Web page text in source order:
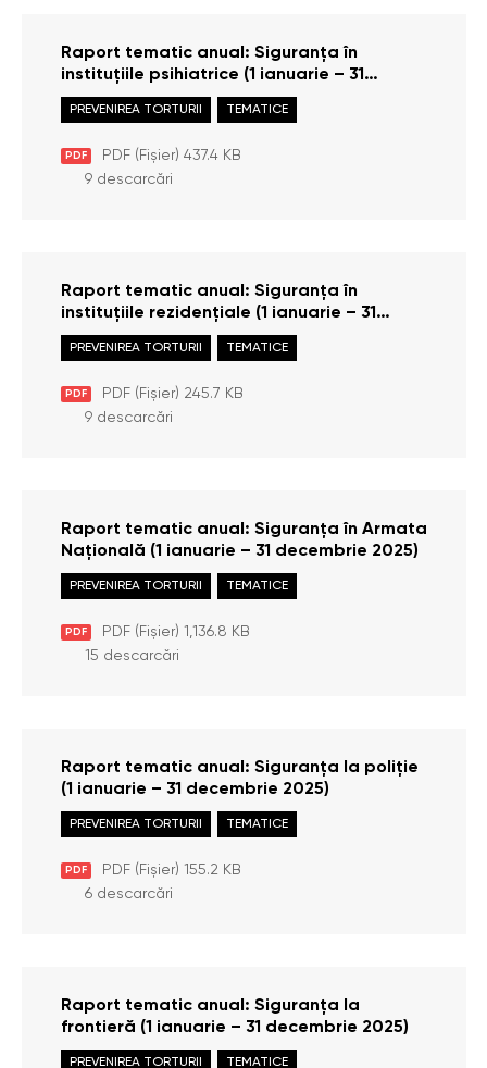
Raport tematic anual: Siguranța în
instituțiile psihiatrice (1 ianuarie – 31
decembrie 2025)
PDF PDF (Fișier) 437.4 KB
PREVENIREA TORTURII TEMATICE
9 descarcări
Raport tematic anual: Siguranța în
instituțiile rezidențiale (1 ianuarie – 31
decembrie 2025)
PDF PDF (Fișier) 245.7 KB
PREVENIREA TORTURII TEMATICE
9 descarcări
Raport tematic anual: Siguranța în Armata
Națională (1 ianuarie – 31 decembrie 2025)
PDF PDF (Fișier) 1,136.8 KB
PREVENIREA TORTURII TEMATICE
15 descarcări
Raport tematic anual: Siguranța la poliție
(1 ianuarie – 31 decembrie 2025)
PDF PDF (Fișier) 155.2 KB
PREVENIREA TORTURII TEMATICE
6 descarcări
Raport tematic anual: Siguranța la
frontieră (1 ianuarie – 31 decembrie 2025)
PREVENIREA TORTURII TEMATICE